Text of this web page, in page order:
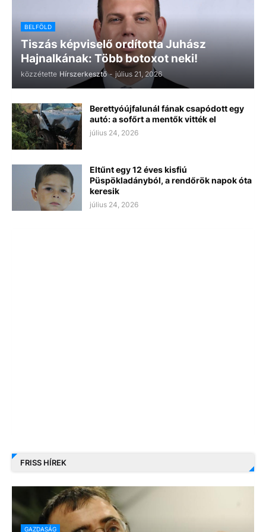
BELFÖLD
Tiszás képviselő ordította Juhász
Hajnalkának: Több botoxot neki!
közzétette Hírszerkesztő - július 21, 2026
Berettyóújfalunál fának csapódott egy
autó: a sofőrt a mentők vitték el
július 24, 2026
Eltűnt egy 12 éves kisfiú
Püspökladányból, a rendőrök napok óta
keresik
július 24, 2026
FRISS HÍREK
GAZDASÁG